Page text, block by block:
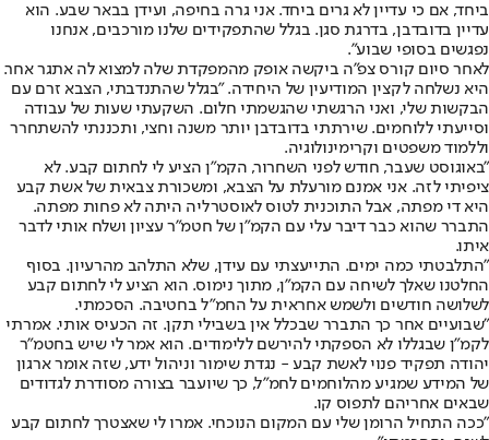
ביחד, אם כי עדיין לא גרים ביחד. אני גרה בחיפה, ועידן בבאר שבע. הוא
עדיין בדובדבן, בדרגת סגן. בגלל שהתפקידים שלנו מורכבים, אנחנו
נפגשים בסופי שבוע".
לאחר סיום קורס צפ"ה ביקשה אופק מהמפקדת שלה למצוא לה אתגר אחר.
היא נשלחה לקצין המודיעין של היחידה. "בגלל שהתנדבתי, הצבא זרם עם
הבקשות שלי, ואני הרגשתי שהגשמתי חלום. השקעתי שעות של עבודה
וסייעתי ללוחמים. שירתתי בדובדבן יותר משנה וחצי, ותכננתי להשתחרר
וללמוד משפטים וקרימינולוגיה.
"באוגוסט שעבר, חודש לפני השחרור, הקמ"ן הציע לי לחתום קבע. לא
ציפיתי לזה. אני אמנם מורעלת על הצבא, ומשכורת צבאית של אשת קבע
היא די מפתה, אבל התוכנית לטוס לאוסטרליה היתה לא פחות מפתה.
התברר שהוא כבר דיבר עלי עם הקמ"ן של חטמ"ר עציון ושלח אותי לדבר
איתו.
"התלבטתי כמה ימים. התייעצתי עם עידן, שלא התלהב מהרעיון. בסוף
החלטנו שאלך לשיחה עם הקמ"ן, מתוך נימוס. הוא הציע לי לחתום קבע
לשלושה חודשים ולשמש אחראית על החמ"ל בחטיבה. הסכמתי.
"שבועיים אחר כך התברר שבכלל אין בשבילי תקן. זה הכעיס אותי. אמרתי
לקמ"ן שבגללו לא הספקתי להירשם ללימודים. הוא אמר לי שיש בחטמ"ר
יהודה תפקיד פנוי לאשת קבע - נגדת שימור וניהול ידע, שזה אומר ארגון
של המידע שמגיע מהלוחמים לחמ"ל, כך שיועבר בצורה מסודרת לגדודים
שבאים אחריהם לתפוס קו.
"ככה התחיל הרומן שלי עם המקום הנוכחי. אמרו לי שאצטרך לחתום קבע